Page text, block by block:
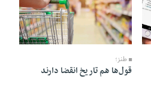
28 Tir 1405 - 06:26
طنز؛
قول‌ها هم تاریخ انقضا دارند